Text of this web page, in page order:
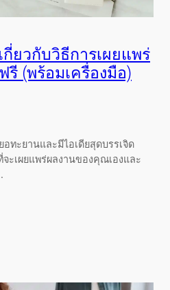
ยวกับวิธีการเผยแพร่
รี (พร้อมเครื่องมือ)
ทะยานและมีไอเดียสุดบรรเจิด
ะเผยแพร่ผลงานของคุณเองและ